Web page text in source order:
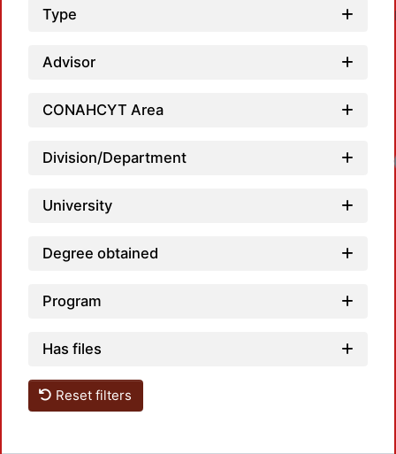
Type
Advisor
CONAHCYT Area
Division/Department
University
Degree obtained
Program
Has files
Reset filters